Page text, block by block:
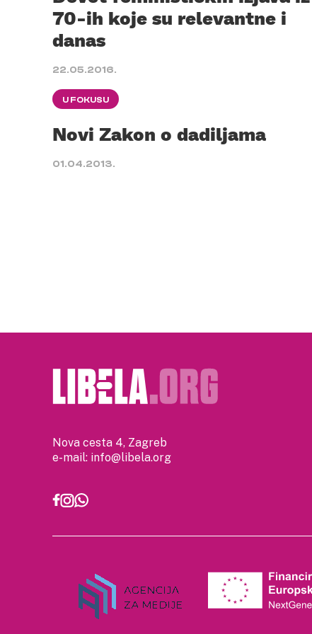
70-ih koje su relevantne i
danas
22.05.2016.
U FOKUSU
Novi Zakon o dadiljama
01.04.2013.
Nova cesta 4, Zagreb
e-mail: info@libela.org